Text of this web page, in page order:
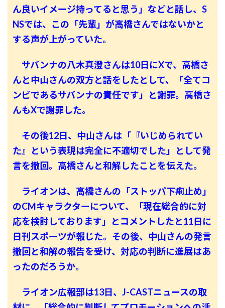
ん良いイメージ持ってると思う」などと話し、S
NSでは、この「先輩」が高橋さんではないかと
する声が上がっていた。
サバンナの八木真澄さんは10日にXで、高橋さ
んと中山さんの双方と話をしたとして、「全てコ
ンビであるサバンナの責任です」と謝罪。高橋さ
んもXで謝罪した。
その後12日、中山さんは「『いじめられてい
た』という表現は完全に不適切でした」として発
言を撤回。高橋さんと和解したことを伝えた。
ライオンは、高橋さんの「ストッパ下痢止め」
のCMキャラクターについて、「現在総合的に対
応を検討しております」とコメントしたと11日に
日刊スポーツが報じた。その後、中山さんの発言
撤回と和解の報告を受け、対応の判断に進展はあ
ったのだろうか。
ライオン広報部は13日、J-CASTニュースの取